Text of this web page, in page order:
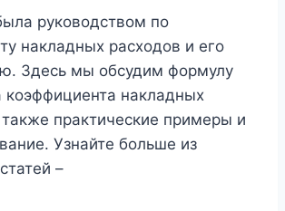
руководством по
накладных расходов и его
Здесь мы обсудим формулу
коэффициента накладных
практические примеры и
Узнайте больше из
–